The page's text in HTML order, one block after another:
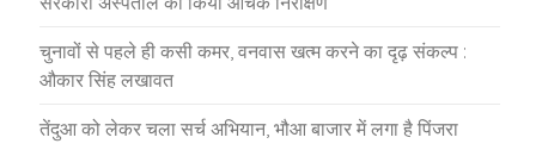
चुनावों से पहले ही कसी कमर, वनवास खत्म करने का दृढ़ संकल्प :
औकार सिंह लखावत
तेंदुआ को लेकर चला सर्च अभियान, भौआ बाजार में लगा है पिंजरा